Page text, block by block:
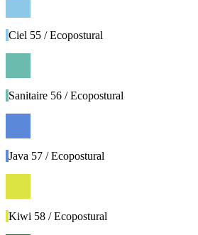
Ciel 55 / Ecopostural
Sanitaire 56 / Ecopostural
Java 57 / Ecopostural
Kiwi 58 / Ecopostural